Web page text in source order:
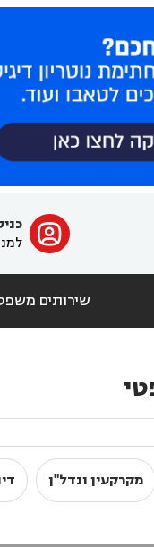
ﱐ
שירותים
מקרקעין ונדל"ן